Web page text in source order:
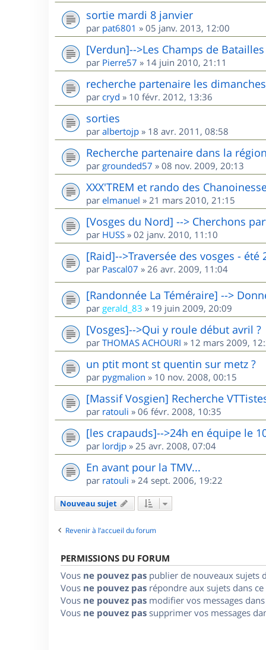
sortie mardi 8 janvier
par pat6801 » 05 janv. 2013, 12:00
[Verdun]-->Les Champs de Batailles
par Pierre57 » 14 juin 2010, 21:11
recherche partenaire les
par cryd » 10 févr. 2012, 13:36
sorties
par albertojp » 18 avr. 2011, 08:58
Recherche partenaire dans la
par grounded57 » 08 nov. 2009, 20:13
XXX'TREM et rando des
par elmanuel » 21 mars 2010, 21:15
[Vosges du Nord] --> Cherchons
par HUSS » 02 janv. 2010, 11:10
[Raid]-->Traversée des vosges - été
par Pascal07 » 26 avr. 2009, 11:04
[Randonnée La Téméraire] -->
par gerald_83 » 19 juin 2009, 20:09
[Vosges]-->Qui y roule début avril ?
par THOMAS ACHOURI » 12 mars 2009,
un ptit mont st quentin sur metz ?
par pygmalion » 10 nov. 2008, 00:15
[Massif Vosgien] Recherche
par ratouli » 06 févr. 2008, 10:35
[les crapauds]-->24h en équipe le
par lordjp » 25 avr. 2008, 07:04
En avant pour la TMV...
par ratouli » 24 sept. 2006, 19:22
Nouveau sujet
Revenir à l’accueil du forum
PERMISSIONS DU FORUM
Vous ne pouvez pas publier de nouveaux sujets
Vous ne pouvez pas répondre aux sujets dans
Vous ne pouvez pas modifier vos messages
Vous ne pouvez pas supprimer vos messages